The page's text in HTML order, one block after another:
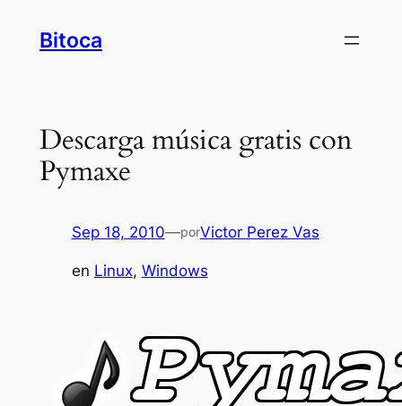
Bitoca
Descarga música gratis con
Pymaxe
Sep 18, 2010—porVictor Perez Vas
en Linux, Windows